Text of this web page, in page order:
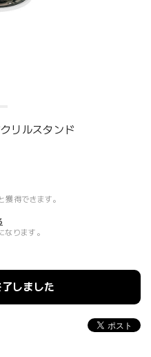
リルスタンド
獲得できます。
ります。
しました